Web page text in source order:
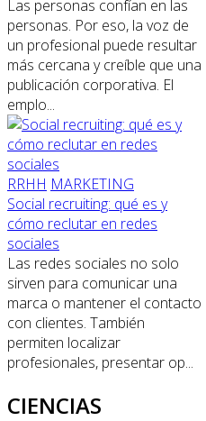
Las personas confían en las
personas. Por eso, la voz de
un profesional puede resultar
más cercana y creíble que una
publicación corporativa. El
emplo...
RRHH MARKETING
Social recruiting: qué es y
cómo reclutar en redes
sociales
Las redes sociales no solo
sirven para comunicar una
marca o mantener el contacto
con clientes. También
permiten localizar
profesionales, presentar op...
CIENCIAS